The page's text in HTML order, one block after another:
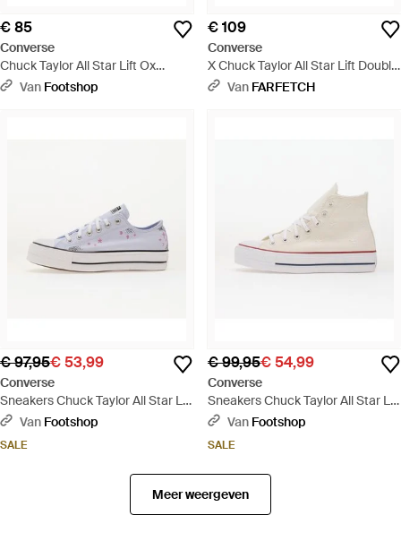
€ 85
Converse
Chuck Taylor All Star Lift Ox
White/ Black/ White - Wit
Van Footshop
€ 109
Converse
X Chuck Taylor All Star Lift Double
Stack Sneakers - Wit
Van FARFETCH
€ 97,95€ 53,99
Converse
Sneakers Chuck Taylor All Star Lift
Platform Celestial Blueberry Ice/
Van Footshop
SALE
€ 99,95€ 54,99
Converse
Sneakers Chuck Taylor All Star Lift
Platform Celestial Hi Vintage/ Eur
Van Footshop
SALE
Meer weergeven